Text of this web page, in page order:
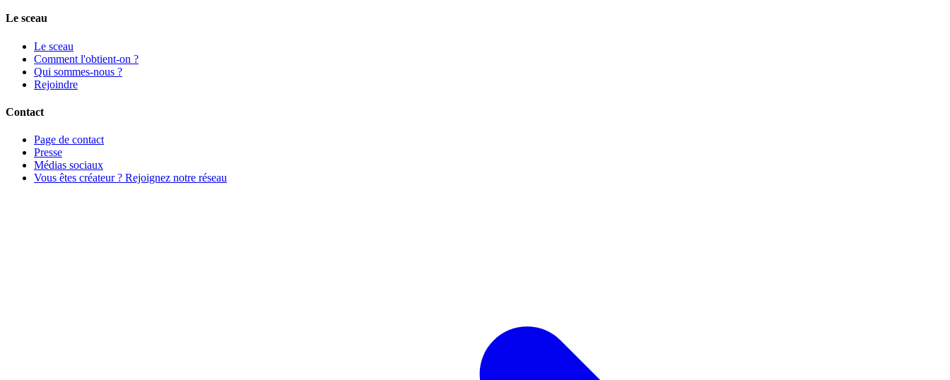
Le sceau
Le sceau
Comment l'obtient-on ?
Qui sommes-nous ?
Rejoindre
Contact
Page de contact
Presse
Médias sociaux
Vous êtes créateur ? Rejoignez notre réseau